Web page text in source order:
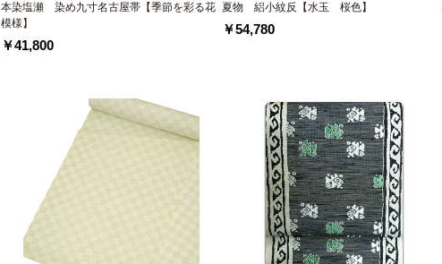
本染塩瀬 染め九寸名古屋帯【季節を彩る花
模様】
￥41,800
夏物 絽小紋反【水玉 桜色】
￥54,780